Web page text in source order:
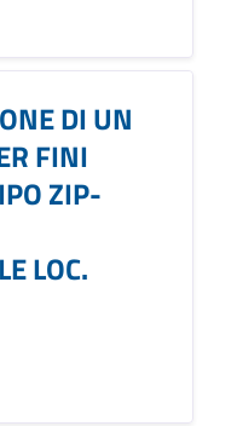
DI UN
FINI
ZIP-
LOC.